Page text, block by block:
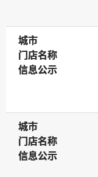
城市
城市
门店名称
门店名称
信息公示
信息公示
城市
城市
门店名称
门店名称
信息公示
信息公示